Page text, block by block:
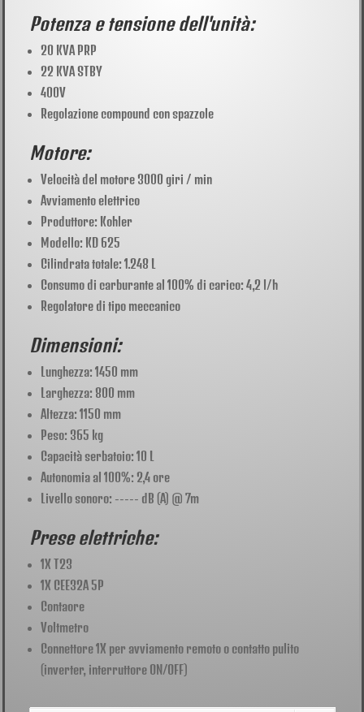
Potenza e tensione dell'unità:
20 KVA PRP
22 KVA STBY
400V
Regolazione compound con spazzole
Motore:
Velocità del motore 3000 giri / min
Avviamento elettrico
Produttore: Kohler
Modello: KD 625
Cilindrata totale: 1.248 L
Consumo di carburante al 100% di carico: 4,2 l/h
Regolatore di tipo meccanico
Dimensioni:
Lunghezza: 1450 mm
Larghezza: 800 mm
Altezza: 1150 mm
Peso: 365 kg
Capacità serbatoio: 10 L
Autonomia al 100%: 2,4 ore
Livello sonoro: ----- dB (A) @ 7m
Prese elettriche:
1X T23
1X CEE32A 5P
Contaore
Voltmetro
Connettore 1X per avviamento remoto o contatto pulito
(inverter, interruttore ON/OFF)